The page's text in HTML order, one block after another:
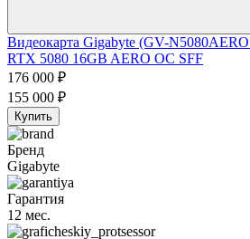
Видеокарта Gigabyte (GV-
RTX 5080 16GB AERO OC SFF
176 000 ₽
155 000 ₽
Купить
Бренд
Gigabyte
Гарантия
12 мес.